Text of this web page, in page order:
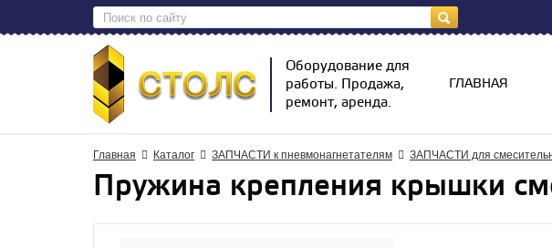
Оборудование для
работы. Продажа,
ремонт, аренда.
ГЛАВНАЯ
Главная Каталог ЗАПЧАСТИ к пневмонагнетателям ЗАПЧАСТИ для
Пружина крепления крышки